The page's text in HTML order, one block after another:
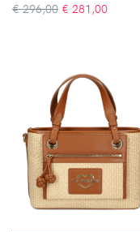
€ 296,00 € 281,00